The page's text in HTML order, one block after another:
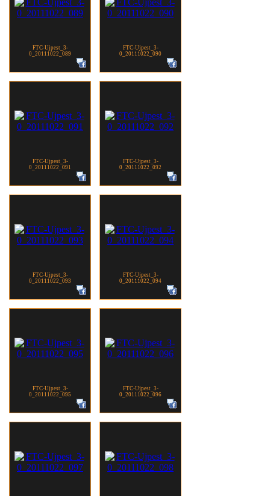
FTC-Ujpest_3-
0_20111022_089
FTC-Ujpest_3-
0_20111022_090
FTC-Ujpest_3-
0_20111022_091
FTC-Ujpest_3-
0_20111022_092
FTC-Ujpest_3-
0_20111022_093
FTC-Ujpest_3-
0_20111022_094
FTC-Ujpest_3-
0_20111022_095
FTC-Ujpest_3-
0_20111022_096